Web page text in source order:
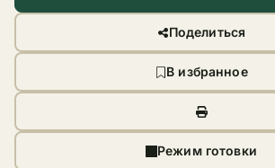
Поделиться
В избранное
Режим готовки